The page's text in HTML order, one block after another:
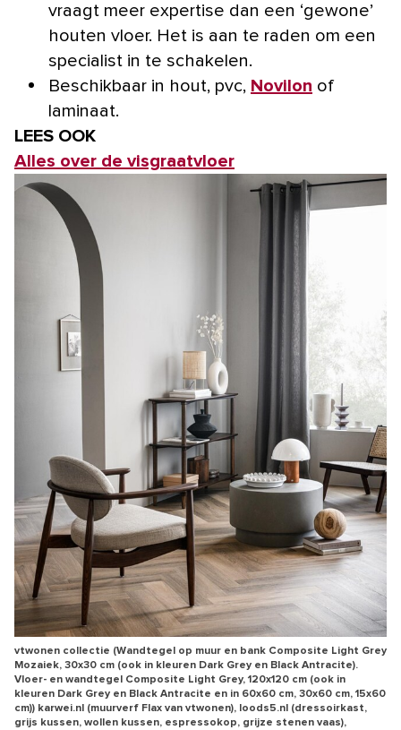
vraagt meer expertise dan een ‘gewone’
houten vloer. Het is aan te raden om een
specialist in te schakelen.
Beschikbaar in hout, pvc, Novilon of
laminaat.
LEES OOK
Alles over de visgraatvloer
vtwonen collectie (Wandtegel op muur en bank Composite Light Grey
Mozaiek, 30x30 cm (ook in kleuren Dark Grey en Black Antracite).
Vloer- en wandtegel Composite Light Grey, 120x120 cm (ook in
kleuren Dark Grey en Black Antracite en in 60x60 cm, 30x60 cm, 15x60
cm)) karwei.nl (muurverf Flax van vtwonen), loods5.nl (dressoirkast,
grijs kussen, wollen kussen, espressokop, grijze stenen vaas),